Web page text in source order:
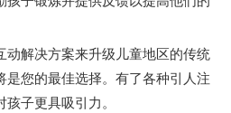
动解决方案来升级儿童地区的传统
是您的最佳选择。有了各种引人注
子更具吸引力。